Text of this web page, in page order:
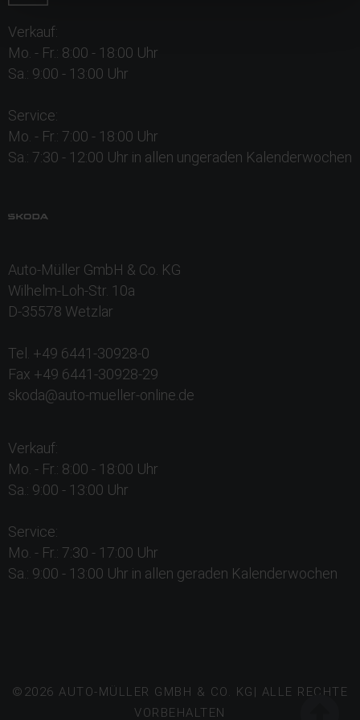
Verkauf:
Mo. - Fr.: 8:00 - 18:00 Uhr
Sa.: 9:00 - 13:00 Uhr
Service:
Mo. - Fr.: 7:00 - 18:00 Uhr
Sa.: 7:30 - 12:00 Uhr in allen ungeraden Kalenderwochen
Auto-Müller GmbH & Co. KG
Wilhelm-Loh-Str. 10a
D-35578 Wetzlar
Tel. +49 6441-30928-0
Fax +49 6441-30928-29
skoda@auto-mueller-online.de
Verkauf:
Mo. - Fr.: 8:00 - 18:00 Uhr
Sa.: 9:00 - 13:00 Uhr
Service:
Mo. - Fr.: 7:30 - 17:00 Uhr
Sa.: 9:00 - 13:00 Uhr in allen geraden Kalenderwochen
©2026 AUTO-MÜLLER GMBH & CO. KG| ALLE RECHTE
VORBEHALTEN